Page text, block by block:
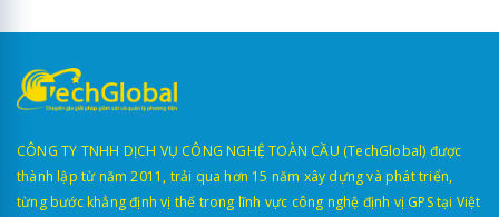
CÔNG TY TNHH DỊCH VỤ CÔNG NGHỆ TOÀN CẦU (TechGlobal) được
thành lập từ năm 2011, trải qua hơn 15 năm xây dựng và phát triển,
từng bước khẳng định vị thế trong lĩnh vực công nghệ định vị GPS tại Việt